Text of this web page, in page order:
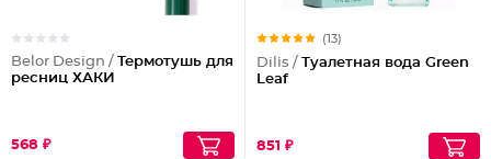
Belor Design / Термотушь для
ресниц ХАКИ
568 ₽
(13)
Dilis / Туалетная вода Green
Leaf
851 ₽